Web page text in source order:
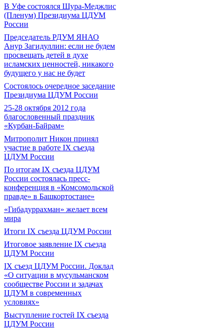
В Уфе состоялся Шура-Меджлис
(Пленум) Президиума ЦДУМ
России
Председатель РДУМ ЯНАО
Анур Загидуллин: если не будем
просвещать детей в духе
исламских ценностей, никакого
будущего у нас не будет
Состоялось очередное заседание
Президиума ЦДУМ России
25-28 октября 2012 года
благословенный праздник
«Курбан-Байрам»
Митрополит Никон принял
участие в работе IX съезда
ЦДУМ России
По итогам IX съезда ЦДУМ
России состоялась пресс-
конференция в «Комсомольской
правде» в Башкортостане»
«Гибадуррахман» желает всем
мира
Итоги IX cъезда ЦДУМ России
Итоговое заявление IX съезда
ЦДУМ России
IX съезд ЦДУМ России. Доклад
«О ситуации в мусульманском
сообществе России и задачах
ЦДУМ в современных
условиях»
Выступление гостей IX съезда
ЦДУМ России